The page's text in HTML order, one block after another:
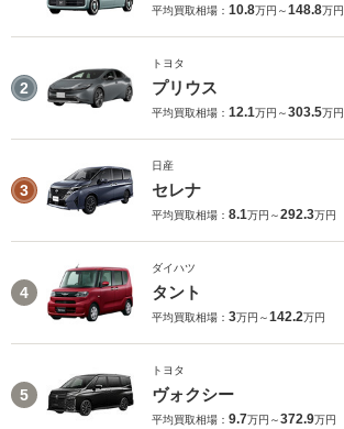
平均買取相場： 10.8万円～148.8万円
2
トヨタ
プリウス
平均買取相場： 12.1万円～303.5万円
3
日産
セレナ
平均買取相場： 8.1万円～292.3万円
4
ダイハツ
タント
平均買取相場： 3万円～142.2万円
5
トヨタ
ヴォクシー
平均買取相場： 9.7万円～372.9万円